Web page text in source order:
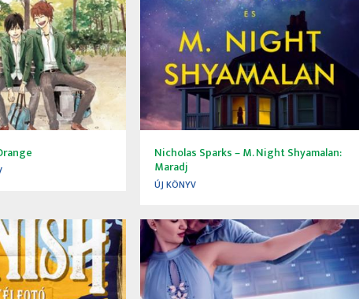
Nicholas Sparks – M. Night Shyamalan:
Maradj
ÚJ KÖNYV